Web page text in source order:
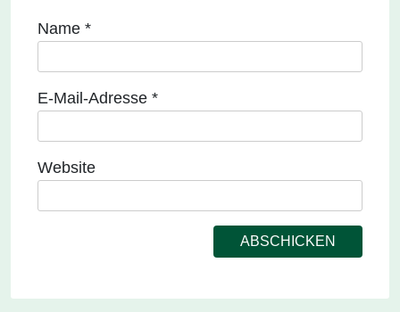
Name *
E-Mail-Adresse *
Website